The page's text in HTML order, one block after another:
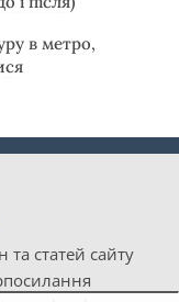
в метро,
статей сайту